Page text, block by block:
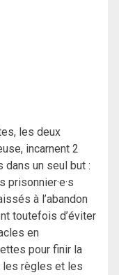
les deux
incarnent 2
dans un seul but :
à l’abandon
toutefois d’éviter
en
pour finir la
les règles et les